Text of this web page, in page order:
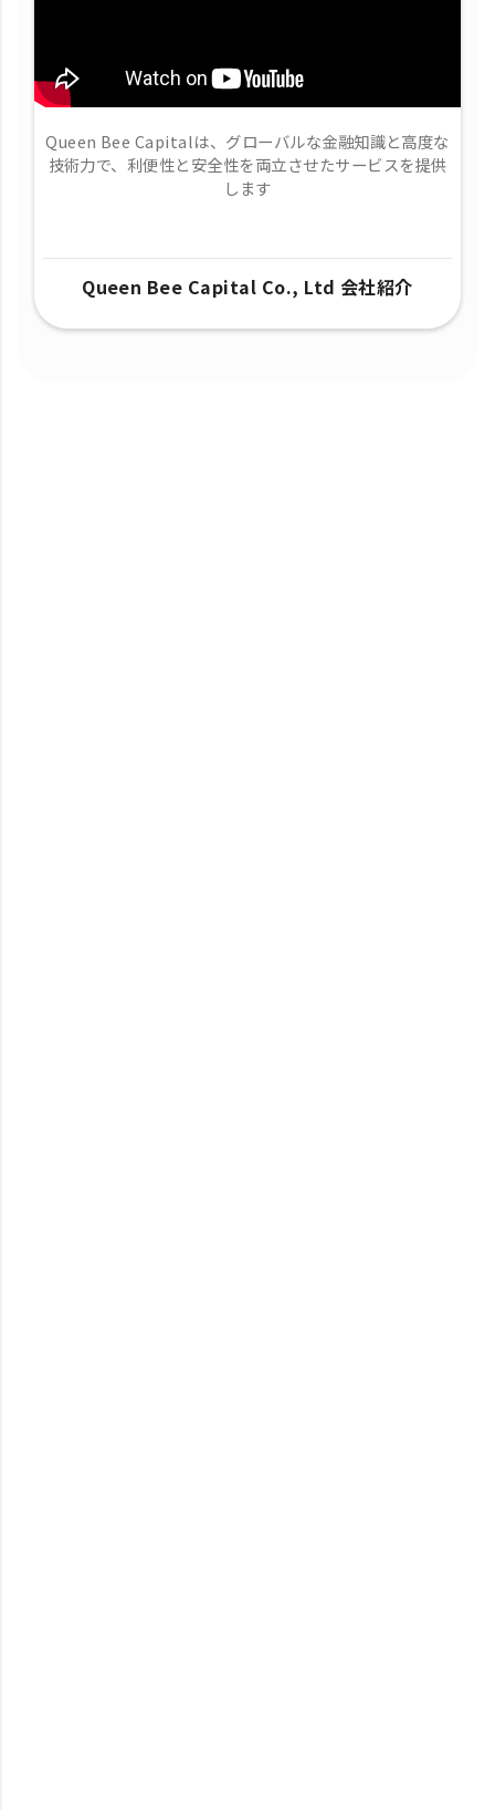
Queen Bee Capitalは、グローバルな金融知識と高度な
技術力で、​利便性と安全性を両立させたサービスを提供
します
Queen Bee Capital Co., Ltd 会社紹介